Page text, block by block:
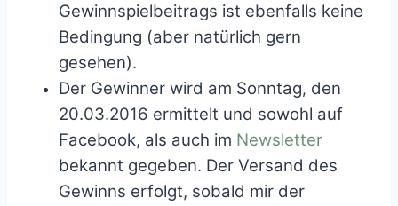
Gewinnspielbeitrags ist ebenfalls keine
Bedingung (aber natürlich gern
gesehen).
Der Gewinner wird am Sonntag, den
20.03.2016 ermittelt und sowohl auf
Facebook, als auch im Newsletter
bekannt gegeben. Der Versand des
Gewinns erfolgt, sobald mir der